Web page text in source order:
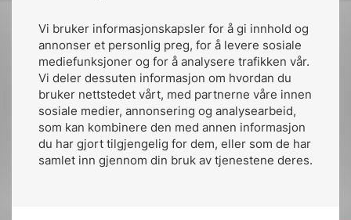
Vi bruker informasjonskapsler for å gi innhold og
annonser et personlig preg, for å levere sosiale
mediefunksjoner og for å analysere trafikken vår.
Vi deler dessuten informasjon om hvordan du
bruker nettstedet vårt, med partnerne våre innen
sosiale medier, annonsering og analysearbeid,
som kan kombinere den med annen informasjon
du har gjort tilgjengelig for dem, eller som de har
samlet inn gjennom din bruk av tjenestene deres.
Kontakt oss
Ansatte
nek@nek.no
Bruk av Cookies
Til
toppen